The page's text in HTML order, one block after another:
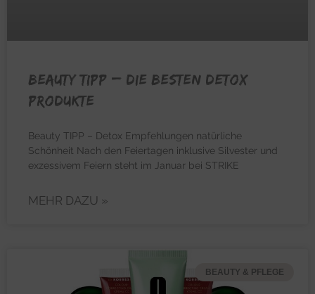
BEAUTY TIPP – Die besten Detox
Produkte
Beauty TIPP – Detox Empfehlungen natürliche
Schönheit Nach den Feiertagen inklusive Silvester und
exzessivem Feiern steht im Januar bei STRIKE
MEHR DAZU »
BEAUTY & PFLEGE